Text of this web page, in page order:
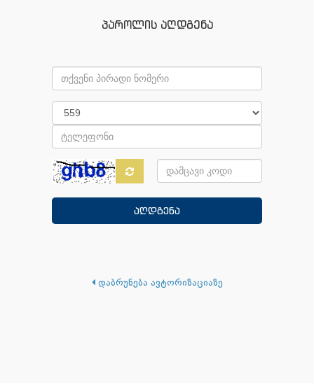
პაროლის აღდგენა
დაბრუნება ავტორიზაციაზე